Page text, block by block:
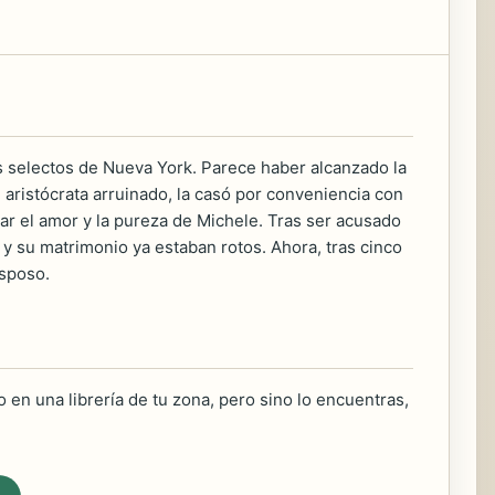
de Nueva York. Parece haber alcanzado la
arruinado, la casó por conveniencia con
el amor y la pureza de Michele. Tras ser acusado
su matrimonio ya estaban rotos. Ahora, tras cinco
una librería de tu zona, pero sino lo encuentras,